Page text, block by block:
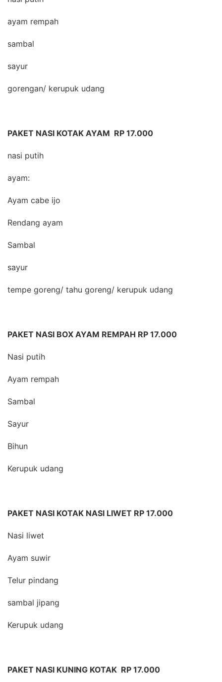
ayam rempah
sambal
sayur
gorengan/ kerupuk udang
PAKET NASI KOTAK AYAM RP 17.000
nasi putih
ayam:
Ayam cabe ijo
Rendang ayam
Sambal
sayur
tempe goreng/ tahu goreng/ kerupuk udang
PAKET NASI BOX AYAM REMPAH RP 17.000
Nasi putih
Ayam rempah
Sambal
Sayur
Bihun
Kerupuk udang
PAKET NASI KOTAK NASI LIWET RP 17.000
Nasi liwet
Ayam suwir
Telur pindang
sambal jipang
Kerupuk udang
PAKET NASI KUNING KOTAK RP 17.000